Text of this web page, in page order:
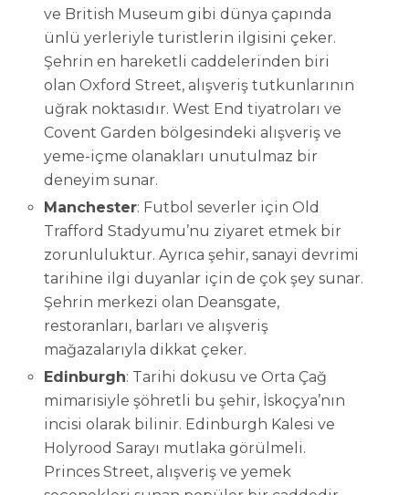
ve British Museum gibi dünya çapında
ünlü yerleriyle turistlerin ilgisini çeker.
Şehrin en hareketli caddelerinden biri
olan Oxford Street, alışveriş tutkunlarının
uğrak noktasıdır. West End tiyatroları ve
Covent Garden bölgesindeki alışveriş ve
yeme-içme olanakları unutulmaz bir
deneyim sunar.
Manchester: Futbol severler için Old
Trafford Stadyumu’nu ziyaret etmek bir
zorunluluktur. Ayrıca şehir, sanayi devrimi
tarihine ilgi duyanlar için de çok şey sunar.
Şehrin merkezi olan Deansgate,
restoranları, barları ve alışveriş
mağazalarıyla dikkat çeker.
Edinburgh: Tarihi dokusu ve Orta Çağ
mimarisiyle şöhretli bu şehir, İskoçya’nın
incisi olarak bilinir. Edinburgh Kalesi ve
Holyrood Sarayı mutlaka görülmeli.
Princes Street, alışveriş ve yemek